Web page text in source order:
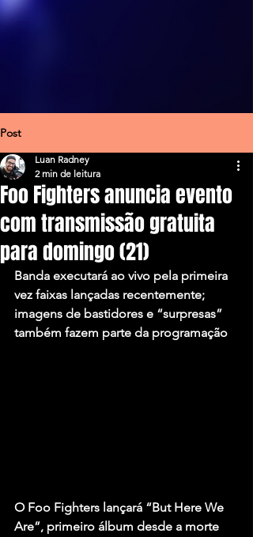
Post
Foo Fighters anuncia evento
com transmissão gratuita
para domingo (21)
Luan Radney
2 min de leitura
Banda executará ao vivo pela primeira
vez faixas lançadas recentemente;
imagens de bastidores e “surpresas”
também fazem parte da programação
O Foo Fighters lançará “But Here We
Are”, primeiro álbum desde a morte